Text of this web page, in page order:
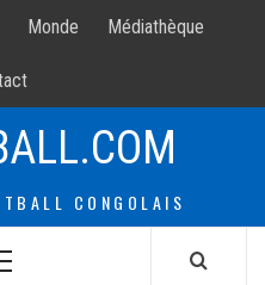
Monde Médiathèque
CONGOLAIS